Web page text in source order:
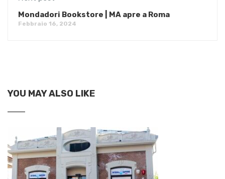
Mondadori Bookstore | MA apre a Roma
Febbraio 16, 2024
YOU MAY ALSO LIKE